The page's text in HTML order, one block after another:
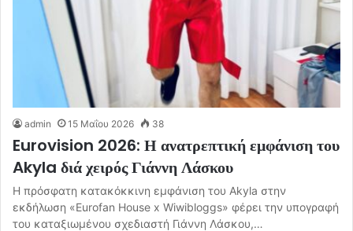
admin 15 Μαΐου 2026 38
Eurovision 2026: Η ανατρεπτική εμφάνιση του
Akyla διά χειρός Γιάννη Λάσκου
Η πρόσφατη κατακόκκινη εμφάνιση του Akyla στην
εκδήλωση «Eurofan House x Wiwibloggs» φέρει την υπογραφή
του καταξιωμένου σχεδιαστή Γιάννη Λάσκου,…